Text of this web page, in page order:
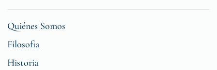
Quiénes Somos
Filosofia
Historia